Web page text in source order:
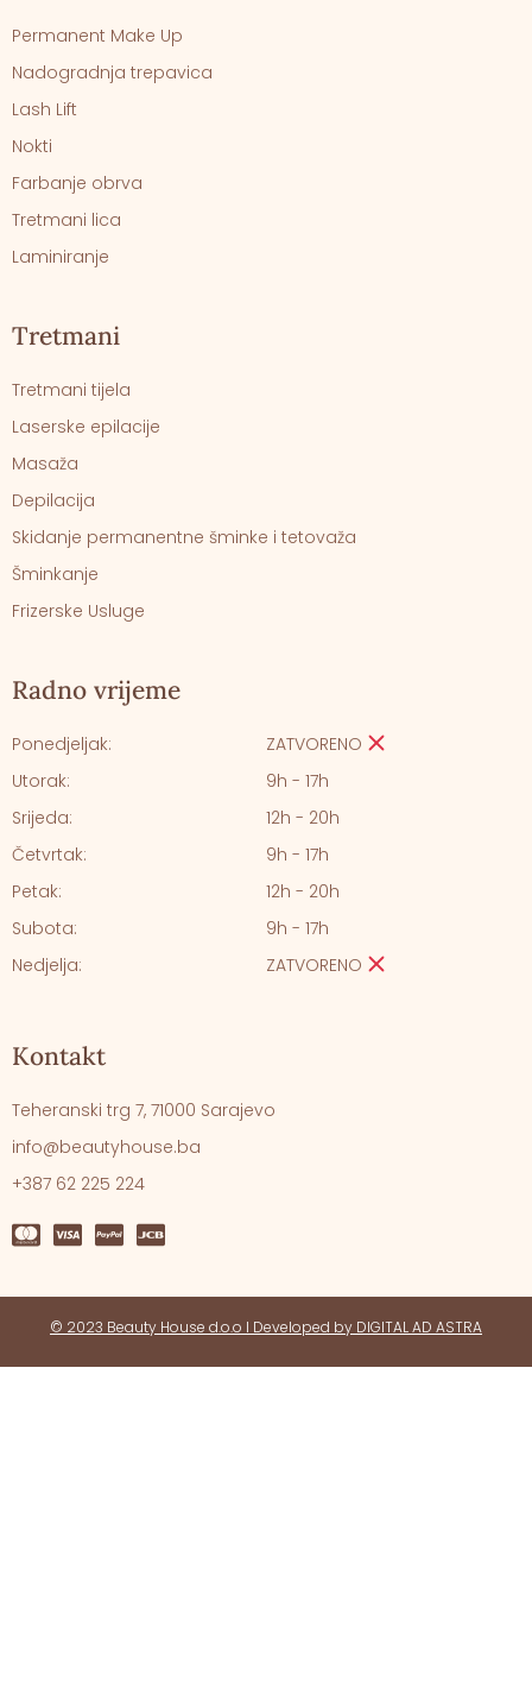
Permanent Make Up
Nadogradnja trepavica
Lash Lift
Nokti
Farbanje obrva
Tretmani lica
Laminiranje
Tretmani
Tretmani tijela
Laserske epilacije
Masaža
Depilacija
Skidanje permanentne šminke i tetovaža
Šminkanje
Frizerske Usluge
Radno vrijeme
Ponedjeljak:
Utorak:
Srijeda:
Četvrtak:
Petak:
Subota:
Nedjelja:
ZATVORENO
9h - 17h
12h - 20h
9h - 17h
12h - 20h
9h - 17h
ZATVORENO
Kontakt
Teheranski trg 7, 71000 Sarajevo
info@beautyhouse.ba
+387 62 225 224
© 2023 Beauty House d.o.o l Developed by DIGITAL AD ASTRA